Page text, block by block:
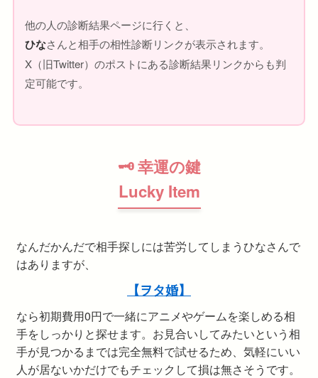
他の人の診断結果ページに行くと、
ひなさんと相手の相性診断リンクが表示されます。
X（旧Twitter）のポストにある診断結果リンクからも判
定可能です。
🗝 幸運の鍵
Lucky Item
なんだかんだで相手探しには苦労してしまうひなさんで
はありますが、
【ヲタ婚】
なら初期費用0円で一緒にアニメやゲームを楽しめる相
手をしっかりと探せます。お見合いしてみたいという相
手が見つかるまでは完全無料で試せるため、気軽にいい
人が居ないかだけでもチェックして損は無さそうです。